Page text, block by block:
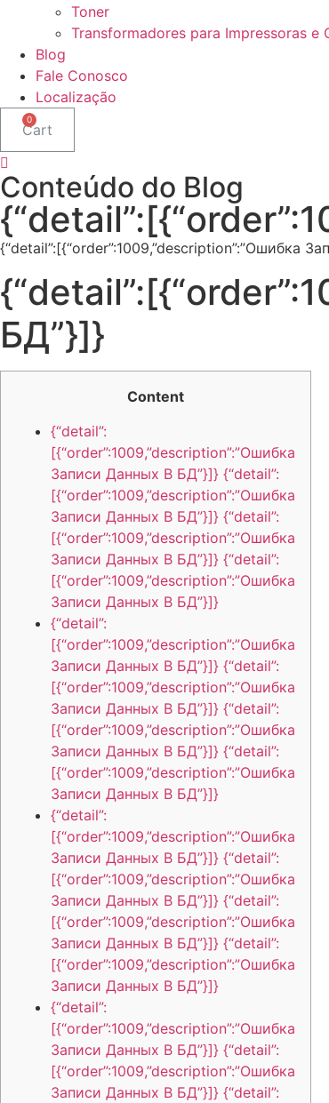
Toner
Transformadores para Impressoras e
Blog
Fale Conosco
Localização
Cart
Conteúdo do Blog
{“detail”:[{“order”:1009,”description”:”Ошибка
БД”}]}
Content
{“detail”:
[{“order”:1009,”description”:”Ошибка
Записи Данных В БД”}]} {“detail”:
[{“order”:1009,”description”:”Ошибка
Записи Данных В БД”}]} {“detail”:
[{“order”:1009,”description”:”Ошибка
Записи Данных В БД”}]} {“detail”:
[{“order”:1009,”description”:”Ошибка
Записи Данных В БД”}]}
{“detail”:
[{“order”:1009,”description”:”Ошибка
Записи Данных В БД”}]} {“detail”:
[{“order”:1009,”description”:”Ошибка
Записи Данных В БД”}]} {“detail”:
[{“order”:1009,”description”:”Ошибка
Записи Данных В БД”}]} {“detail”:
[{“order”:1009,”description”:”Ошибка
Записи Данных В БД”}]}
{“detail”:
[{“order”:1009,”description”:”Ошибка
Записи Данных В БД”}]} {“detail”:
[{“order”:1009,”description”:”Ошибка
Записи Данных В БД”}]} {“detail”:
[{“order”:1009,”description”:”Ошибка
Записи Данных В БД”}]} {“detail”:
[{“order”:1009,”description”:”Ошибка
Записи Данных В БД”}]}
{“detail”:
[{“order”:1009,”description”:”Ошибка
Записи Данных В БД”}]} {“detail”:
[{“order”:1009,”description”:”Ошибка
Записи Данных В БД”}]} {“detail”: